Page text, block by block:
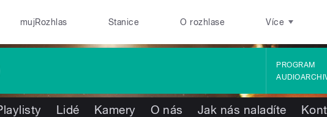
mujRozhlas Stanice O rozhlase Více
PROGRAM
Lidé Kamery O nás Jak nás naladíte